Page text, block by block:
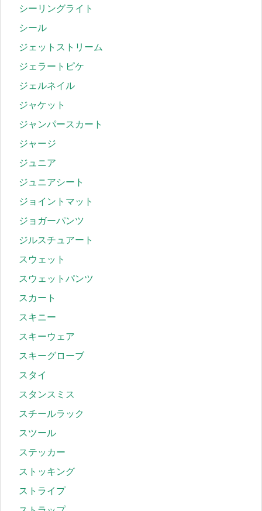
シーリングライト
シール
ジェットストリーム
ジェラートピケ
ジェルネイル
ジャケット
ジャンパースカート
ジャージ
ジュニア
ジュニアシート
ジョイントマット
ジョガーパンツ
ジルスチュアート
スウェット
スウェットパンツ
スカート
スキニー
スキーウェア
スキーグローブ
スタイ
スタンスミス
スチールラック
スツール
ステッカー
ストッキング
ストライプ